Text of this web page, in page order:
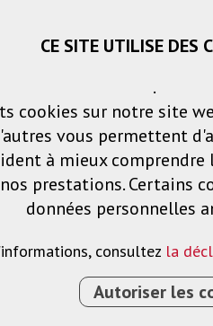
Panier Listes
Produits Solutions
NAVORI QL ESSENTIAL,
CE SITE UTILISE DES
.
cookies sur notre site
vous permettent
à mieux
prestations. Certains
données personnelles
consultez la
Autoriser les